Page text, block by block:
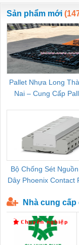
ewara
Sản phẩm mới
Pallet Nhựa Long
Nai – Cung Cấp
Bộ Chống Sét
Dây Phoenix Contact
Nhà cung